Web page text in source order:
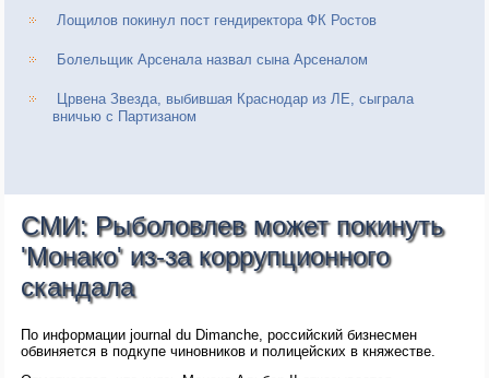
Лощилов покинул пост гендиректора ФК Ростов
Болельщик Арсенала назвал сына Арсеналом
Црвена Звезда, выбившая Краснодар из ЛЕ, сыграла
вничью с Партизаном
СМИ: Рыболовлев может покинуть
'Монако' из-за коррупционного
скандала
По информации journal du Dimanche, российский бизнесмен
обвиняется в подкупе чиновников и полицейских в княжестве.